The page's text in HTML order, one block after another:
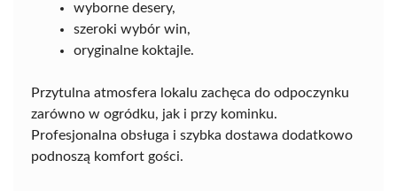
wyborne desery,
szeroki wybór win,
oryginalne koktajle.
Przytulna atmosfera lokalu zachęca do odpoczynku
zarówno w ogródku, jak i przy kominku.
Profesjonalna obsługa i szybka dostawa dodatkowo
podnoszą komfort gości.